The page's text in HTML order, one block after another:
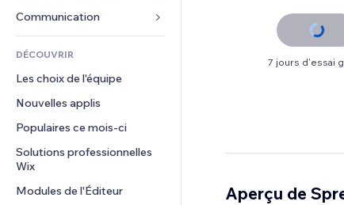
Classement de sites
E-mail
Comptabilité
Coupons et fidélisation
Solutions d'entreposage
Financement participatif
Alimentation et boissons
Restaurants
Immobilier
Réservations
Musique
Podcasts
Photographie
Vidéo
PDF
Partage de fichiers
Actualités
Services de contenu
Effets de texte
Cartes et navigation
Confidentialité
Horloge
Modèles de pages
Effets sur images
Boutons et menus
Bannières et badges
Calculateurs
Rechercher
Formulaires
Sondages
Chat
Commentaires
Téléphone
Communauté
Avis et commentaires
DÉCOUVRIR
Les choix de l'équipe
Nouvelles applis
Populaires ce mois‑ci
Solutions professionnelles
Wix
Modules de l'Éditeur
7 jours d'essai
Aperçu de